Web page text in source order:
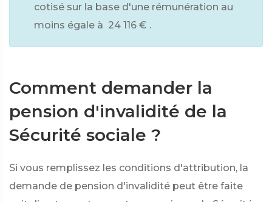
cotisé sur la base d'une rémunération au
moins égale à 24 116 € .
Comment demander la
pension d'invalidité de la
Sécurité sociale ?
Si vous remplissez les conditions d'attribution, la
demande de pension d'invalidité peut être faite